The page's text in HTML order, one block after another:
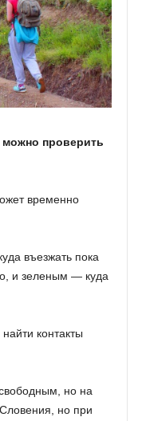
можно проверить
временно
въезжать пока
и зеленым — куда
контакты
но на
но при